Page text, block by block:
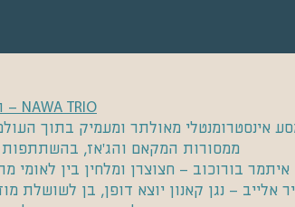
NAWA TRIO – תפילה אינסטרומנטלית אקסטטית בלב יפו
אינסטרומנטלי מאולתר ומעמיק בתוך
ממסורות המקאם והג'אז, בהשתתפות
איתמר בורוכוב – חצוצרן ומלחין בין לאומי
אלייב – נגן קאנון יוצא דופן, בן